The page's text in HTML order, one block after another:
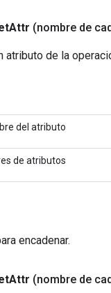
Attr (nombre de
de la
del atributo
de atributos
encadenar.
Attr (nombre de